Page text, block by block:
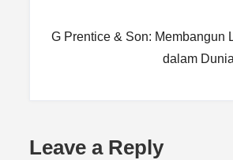
G Prentice & Son: Membangun
dalam
Leave a Reply